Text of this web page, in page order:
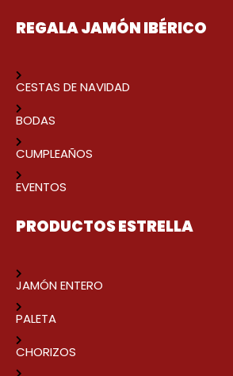
REGALA JAMÓN IBÉRICO
CESTAS DE NAVIDAD
BODAS
CUMPLEAÑOS
EVENTOS
PRODUCTOS ESTRELLA
JAMÓN ENTERO
PALETA
CHORIZOS